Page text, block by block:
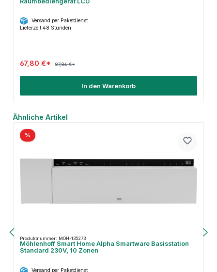
Versand per Paketdienst
Lieferzeit 48 Stunden
67,80 €* 87,86 €*
In den Warenkorb
Produktgalerie überspringen
Ähnliche Artikel
%
Produktnummer: MÖH-135273
Möhlenhoff Smart Home Alpha Smartware Basisstation
Standard 230V, 10 Zonen
Versand per Paketdienst